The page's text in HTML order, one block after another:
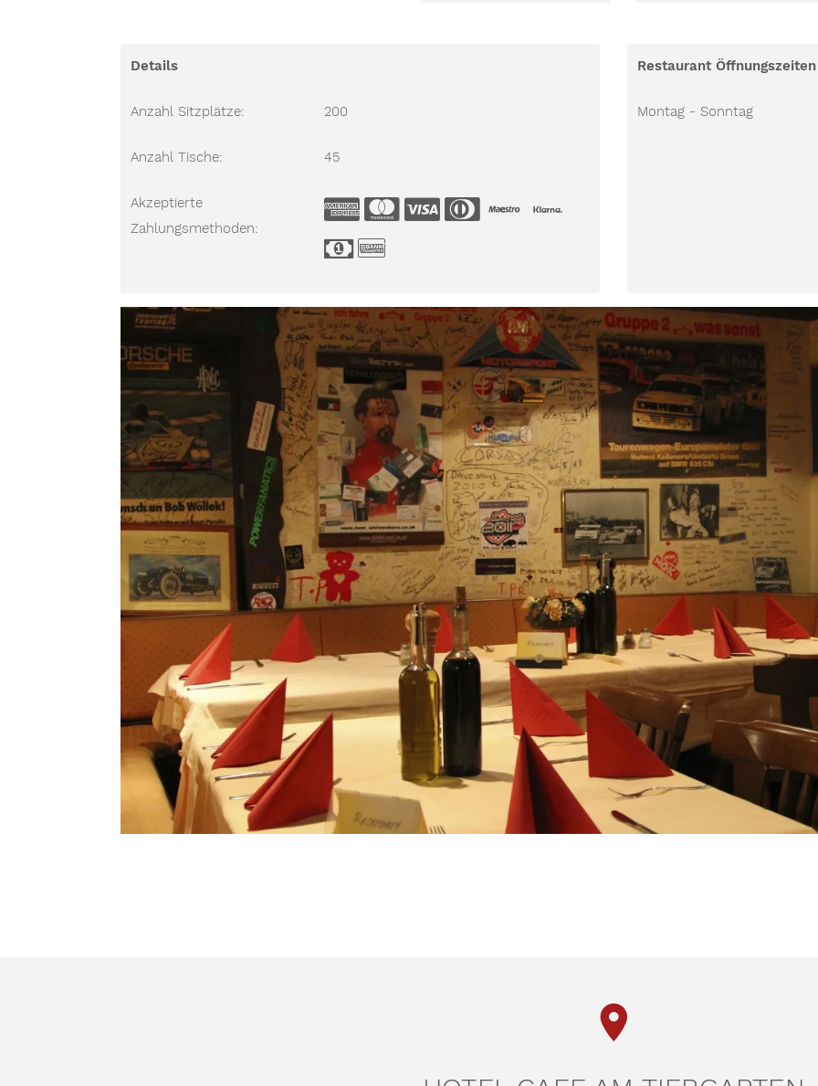
Details
Anzahl Sitzplätze: 200
Anzahl Tische: 45
Akzeptierte
Zahlungsmethoden:
American Express
Master Card
Visa Diners CardMaestro
Cash
Restaurant Öffnungszeiten
Montag - Sonntag